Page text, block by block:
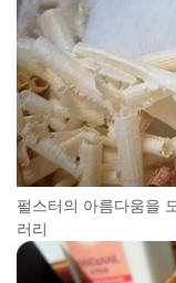
펄스터의 아름다움을
러리